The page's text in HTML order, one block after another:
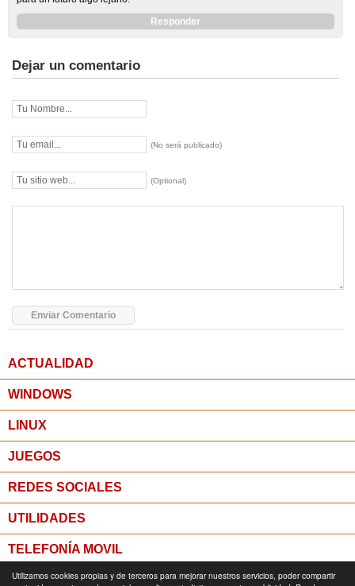
Utilizamos cookies propias y de terceros para mejorar nuestros servicios, poder compartir
Responder
Dejar un comentario
(No será publicado)
(Optional)
ACTUALIDAD
WINDOWS
LINUX
JUEGOS
REDES SOCIALES
UTILIDADES
TELEFONÍA MOVIL
MICROPOST